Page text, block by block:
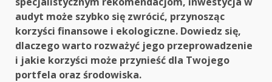
audyt może szybko się zwrócić, przynosząc
korzyści finansowe i ekologiczne. Dowiedz się,
dlaczego warto rozważyć jego przeprowadzenie
i jakie korzyści może przynieść dla Twojego
portfela oraz środowiska.